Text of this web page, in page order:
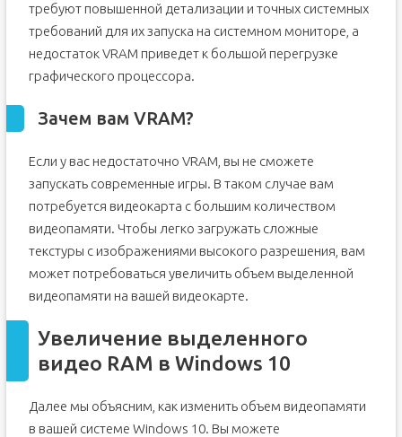
требуют повышенной детализации и точных системных
требований для их запуска на системном мониторе, а
недостаток VRAM приведет к большой перегрузке
графического процессора.
Зачем вам VRAM?
Если у вас недостаточно VRAM, вы не сможете
запускать современные игры. В таком случае вам
потребуется видеокарта с большим количеством
видеопамяти. Чтобы легко загружать сложные
текстуры с изображениями высокого разрешения, вам
может потребоваться увеличить объем выделенной
видеопамяти на вашей видеокарте.
Увеличение выделенного
видео RAM в Windows 10
Далее мы объясним, как изменить объем видеопамяти
в вашей системе Windows 10. Вы можете